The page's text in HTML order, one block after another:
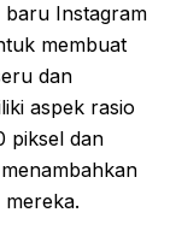
baru Instagram
membuat
dan
aspek rasio
piksel dan